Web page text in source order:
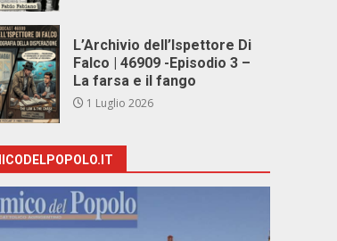
L’Archivio dell’Ispettore Di
Falco | 46909 -Episodio 3 –
La farsa e il fango
1 Luglio 2026